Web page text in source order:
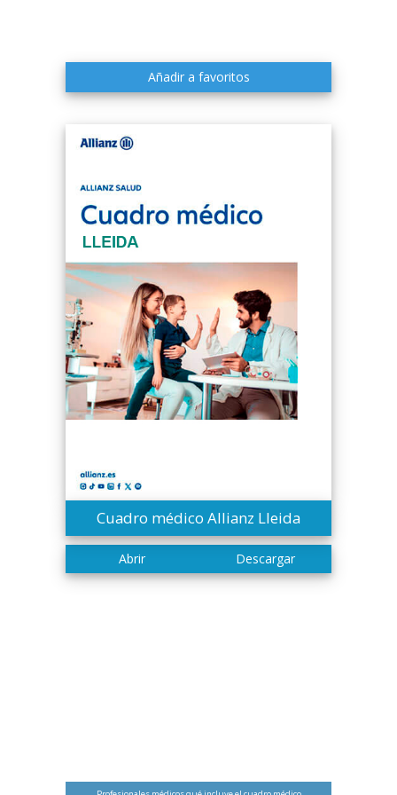
Cuadro médico Allianz Lleida